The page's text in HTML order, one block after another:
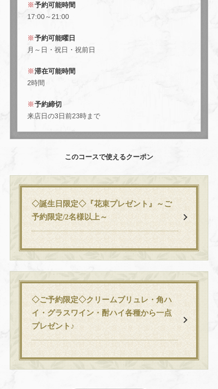
予約可能時間
17:00～21:00
予約可能曜日
月～日・祝日・祝前日
滞在可能時間
2時間
予約締切
来店日の3日前23時まで
このコースで使えるクーポン
◇誕生日限定◇『花束プレゼント』～ご
予約限定/2名様以上～
◇ご予約限定◇クリームブリュレ・角ハ
イ・グラスワイン・酎ハイ各種から一点
プレゼント♪